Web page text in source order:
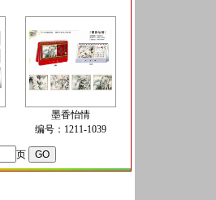
墨香怡情
编号：1211-1039
页